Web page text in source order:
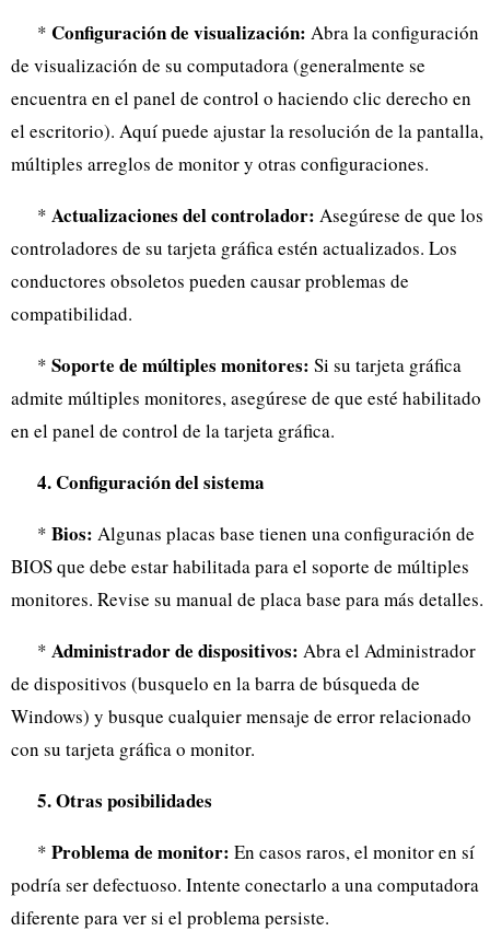
* Configuración de visualización: Abra la configuración
de visualización de su computadora (generalmente se
encuentra en el panel de control o haciendo clic derecho en
el escritorio). Aquí puede ajustar la resolución de la pantalla,
múltiples arreglos de monitor y otras configuraciones.
* Actualizaciones del controlador: Asegúrese de que los
controladores de su tarjeta gráfica estén actualizados. Los
conductores obsoletos pueden causar problemas de
compatibilidad.
* Soporte de múltiples monitores: Si su tarjeta gráfica
admite múltiples monitores, asegúrese de que esté habilitado
en el panel de control de la tarjeta gráfica.
4. Configuración del sistema
* Bios: Algunas placas base tienen una configuración de
BIOS que debe estar habilitada para el soporte de múltiples
monitores. Revise su manual de placa base para más detalles.
* Administrador de dispositivos: Abra el Administrador
de dispositivos (busquelo en la barra de búsqueda de
Windows) y busque cualquier mensaje de error relacionado
con su tarjeta gráfica o monitor.
5. Otras posibilidades
* Problema de monitor: En casos raros, el monitor en sí
podría ser defectuoso. Intente conectarlo a una computadora
diferente para ver si el problema persiste.